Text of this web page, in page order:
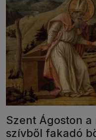
Szent Ágoston
szívből fakadó